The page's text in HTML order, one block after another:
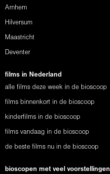
Arnhem
Hilversum
Maastricht
Deventer
films in Nederland
alle films deze week in de bioscoop
films binnenkort in de bioscoop
kinderfilms in de bioscoop
films vandaag in de bioscoop
de beste films nu in de bioscoop
bioscopen met veel voorstellingen